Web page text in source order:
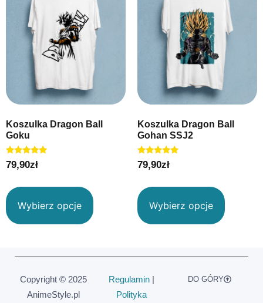
Koszulka Dragon Ball
Goku
Oceniono
5.00
79,90zł
Wybierz opcje
Koszulka Dragon Ball
Gohan SSJ2
Oceniono
5.00
79,90zł
Wybierz opcje
Copyright © 2025
AnimeStyle.pl
Regulamin |
Polityka
DO GÓRY